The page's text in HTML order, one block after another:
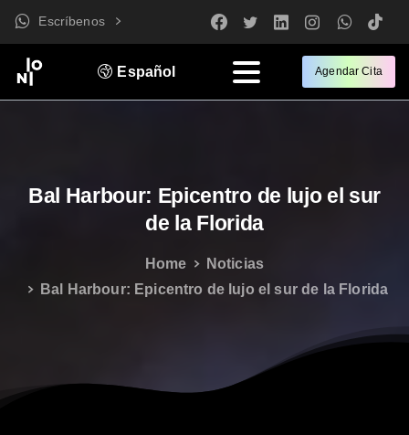
Escríbenos
Español Agendar Cita
Bal Harbour: Epicentro de lujo el sur
de la Florida
Home
Noticias
Bal Harbour: Epicentro de lujo el sur de la Florida